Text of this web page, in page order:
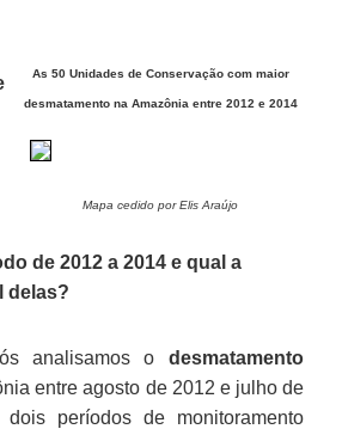
As 50 Unidades de Conservação com maior
desmatamento na Amazônia entre 2012 e 2014
Mapa cedido porElis Araújo
de 2012 a 2014 e qual a
delas?
analisamos o desmatamento
entre agosto de 2012 e julho de
períodos de monitoramento